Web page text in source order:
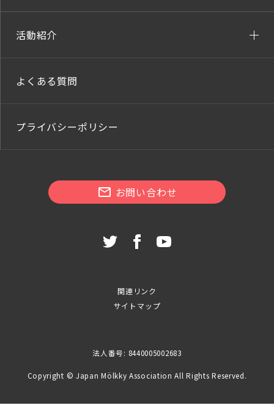
活動紹介
よくある質問
プライバシーポリシー
お問い合わせ
関連リンク
サイトマップ
法人番号: 8440005002683
Copyright © Japan Mölkky Association All Rights Reserved.